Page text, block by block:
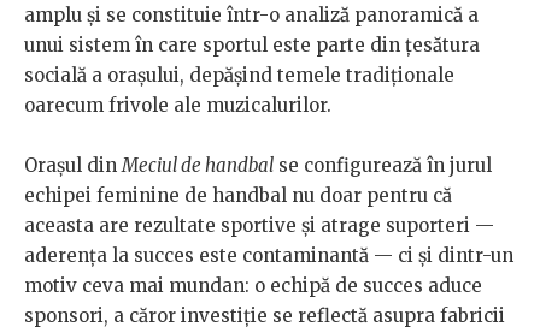
amplu și se constituie într-o analiză panoramică a
unui sistem în care sportul este parte din țesătura
socială a orașului, depășind temele tradiționale
oarecum frivole ale muzicalurilor.
Orașul dinMeciul de handbal se configurează în jurul
echipei feminine de handbal nu doar pentru că
aceasta are rezultate sportive și atrage suporteri —
aderența la succes este contaminantă — ci și dintr-un
motiv ceva mai mundan: o echipă de succes aduce
sponsori, a căror investiție se reflectă asupra fabricii